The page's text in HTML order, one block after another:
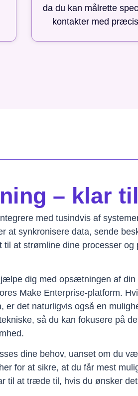
da du kan målrette
kontakter med
– klar
med tusindvis af
at synkronisere data, sende
at strømline dine processer og
dig med opsætningen af
Make Enterprise-platform.
det naturligvis også en
så du kan fokusere på
dine behov, uanset om du
for at sikre, at du får mest
til at træde til, hvis du ønsker